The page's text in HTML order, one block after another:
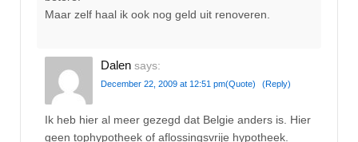
Maar zelf haal ik ook nog geld uit renoveren.
Dalen says:
December 22, 2009 at 12:51 pm(Quote) (Reply)
Ik heb hier al meer gezegd dat Belgie anders is. Hier
geen tophypotheek of aflossingsvrije hypotheek.